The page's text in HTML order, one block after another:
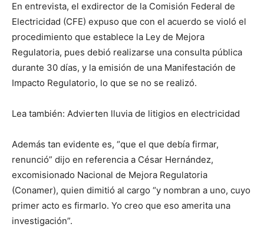
En entrevista, el exdirector de la Comisión Federal de
Electricidad (CFE) expuso que con el acuerdo se violó el
procedimiento que establece la Ley de Mejora
Regulatoria, pues debió realizarse una consulta pública
durante 30 días, y la emisión de una Manifestación de
Impacto Regulatorio, lo que se no se realizó.
Lea también: Advierten lluvia de litigios en electricidad
Además tan evidente es, “que el que debía firmar,
renunció” dijo en referencia a César Hernández,
excomisionado Nacional de Mejora Regulatoria
(Conamer), quien dimitió al cargo “y nombran a uno, cuyo
primer acto es firmarlo. Yo creo que eso amerita una
investigación”.